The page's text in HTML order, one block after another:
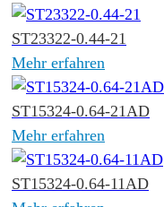
ST23322-0.44-21
Mehr erfahren
ST15324-0.64-21AD
Mehr erfahren
ST15324-0.64-11AD